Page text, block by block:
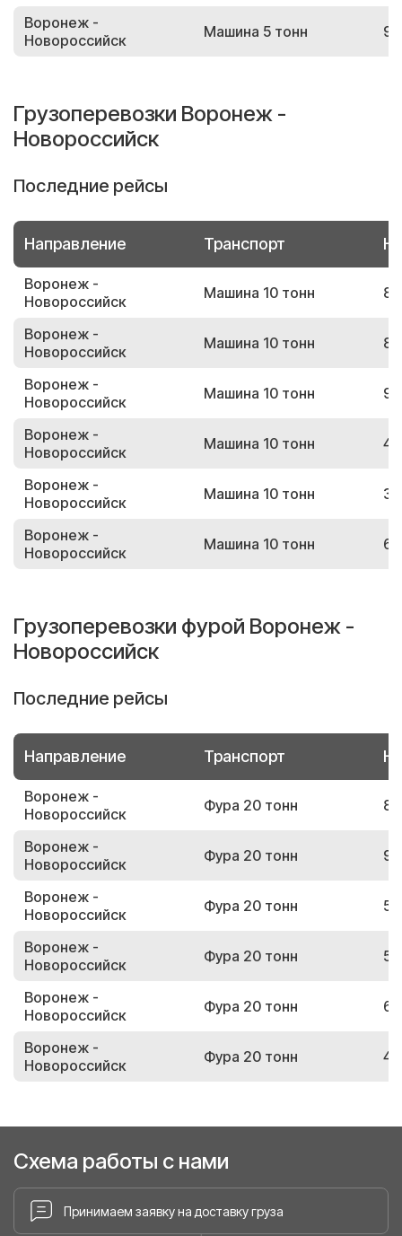
Воронеж -
Новороссийск
Машина 5 тонн
Грузоперевозки Воронеж -
Новороссийск
Последние рейсы
Направление Транспорт
Воронеж -
Новороссийск
Машина 10 тонн
Воронеж -
Новороссийск
Машина 10 тонн
Воронеж -
Новороссийск
Машина 10 тонн
Воронеж -
Новороссийск
Машина 10 тонн
Воронеж -
Новороссийск
Машина 10 тонн
Воронеж -
Новороссийск
Машина 10 тонн
Грузоперевозки фурой Воронеж -
Новороссийск
Последние рейсы
Направление Транспорт
Воронеж -
Новороссийск
Фура 20 тонн
Воронеж -
Новороссийск
Фура 20 тонн
Воронеж -
Новороссийск
Фура 20 тонн
Воронеж -
Новороссийск
Фура 20 тонн
Воронеж -
Новороссийск
Фура 20 тонн
Воронеж -
Новороссийск
Фура 20 тонн
Схема работы с нами
Принимаем заявку на доставку груза